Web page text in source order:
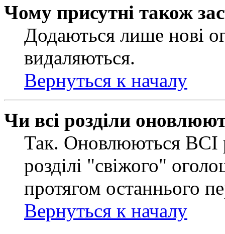
Чому присутні також
Додаються лише нові
видаляються.
Вернуться к началу
Чи всі розділи
Так. Оновлюються ВСІ
розділі "свіжого"
протягом останнього
Вернуться к началу